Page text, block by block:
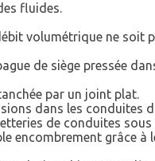
fluides.
volumétrique ne soit
de siège pressée
par un joint plat.
dans les conduites
de conduites sous
encombrement grâce à